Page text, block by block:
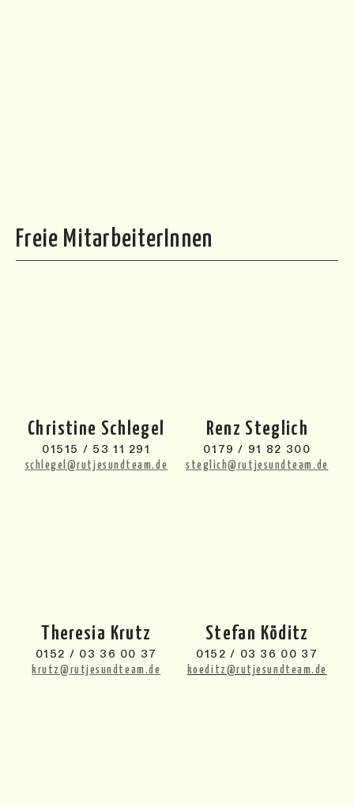
Freie MitarbeiterInnen
Christine Schlegel
01515 / 53 11 291
schlegel@rutjesundteam.de
Renz Steglich
0179 / 91 82 300
steglich@rutjesundteam.de
Theresia Krutz
0152 / 03 36 00 37
krutz@rutjesundteam.de
Stefan Köditz
0152 / 03 36 00 37
koeditz@rutjesundteam.de